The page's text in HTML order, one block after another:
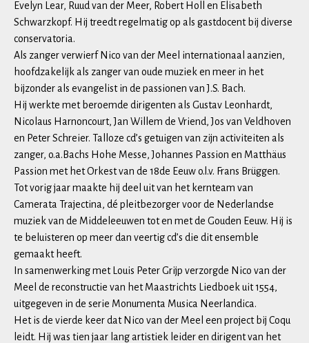
Evelyn Lear, Ruud van der Meer, Robert Holl en Elisabeth
Schwarzkopf. Hij treedt regelmatig op als gastdocent bij diverse
conservatoria.
Als zanger verwierf Nico van der Meel internationaal aanzien,
hoofdzakelijk als zanger van oude muziek en meer in het
bijzonder als evangelist in de passionen van J.S. Bach.
Hij werkte met beroemde dirigenten als Gustav Leonhardt,
Nicolaus Harnoncourt, Jan Willem de Vriend, Jos van Veldhoven
en Peter Schreier. Talloze cd’s getuigen van zijn activiteiten als
zanger, o.a.Bachs Hohe Messe, Johannes Passion en Matthäus
Passion met het Orkest van de 18de Eeuw o.l.v. Frans Brüggen.
Tot vorig jaar maakte hij deel uit van het kernteam van
Camerata Trajectina, dé pleitbezorger voor de Nederlandse
muziek van de Middeleeuwen tot en met de Gouden Eeuw. Hij is
te beluisteren op meer dan veertig cd’s die dit ensemble
gemaakt heeft.
In samenwerking met Louis Peter Grijp verzorgde Nico van der
Meel de reconstructie van het Maastrichts Liedboek uit 1554,
uitgegeven in de serie Monumenta Musica Neerlandica.
Het is de vierde keer dat Nico van der Meel een project bij Coqu
leidt. Hij was tien jaar lang artistiek leider en dirigent van het